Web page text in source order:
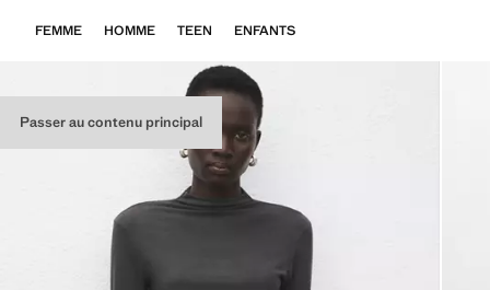
Passer au contenu principal
FEMME HOMME TEEN ENFANTS